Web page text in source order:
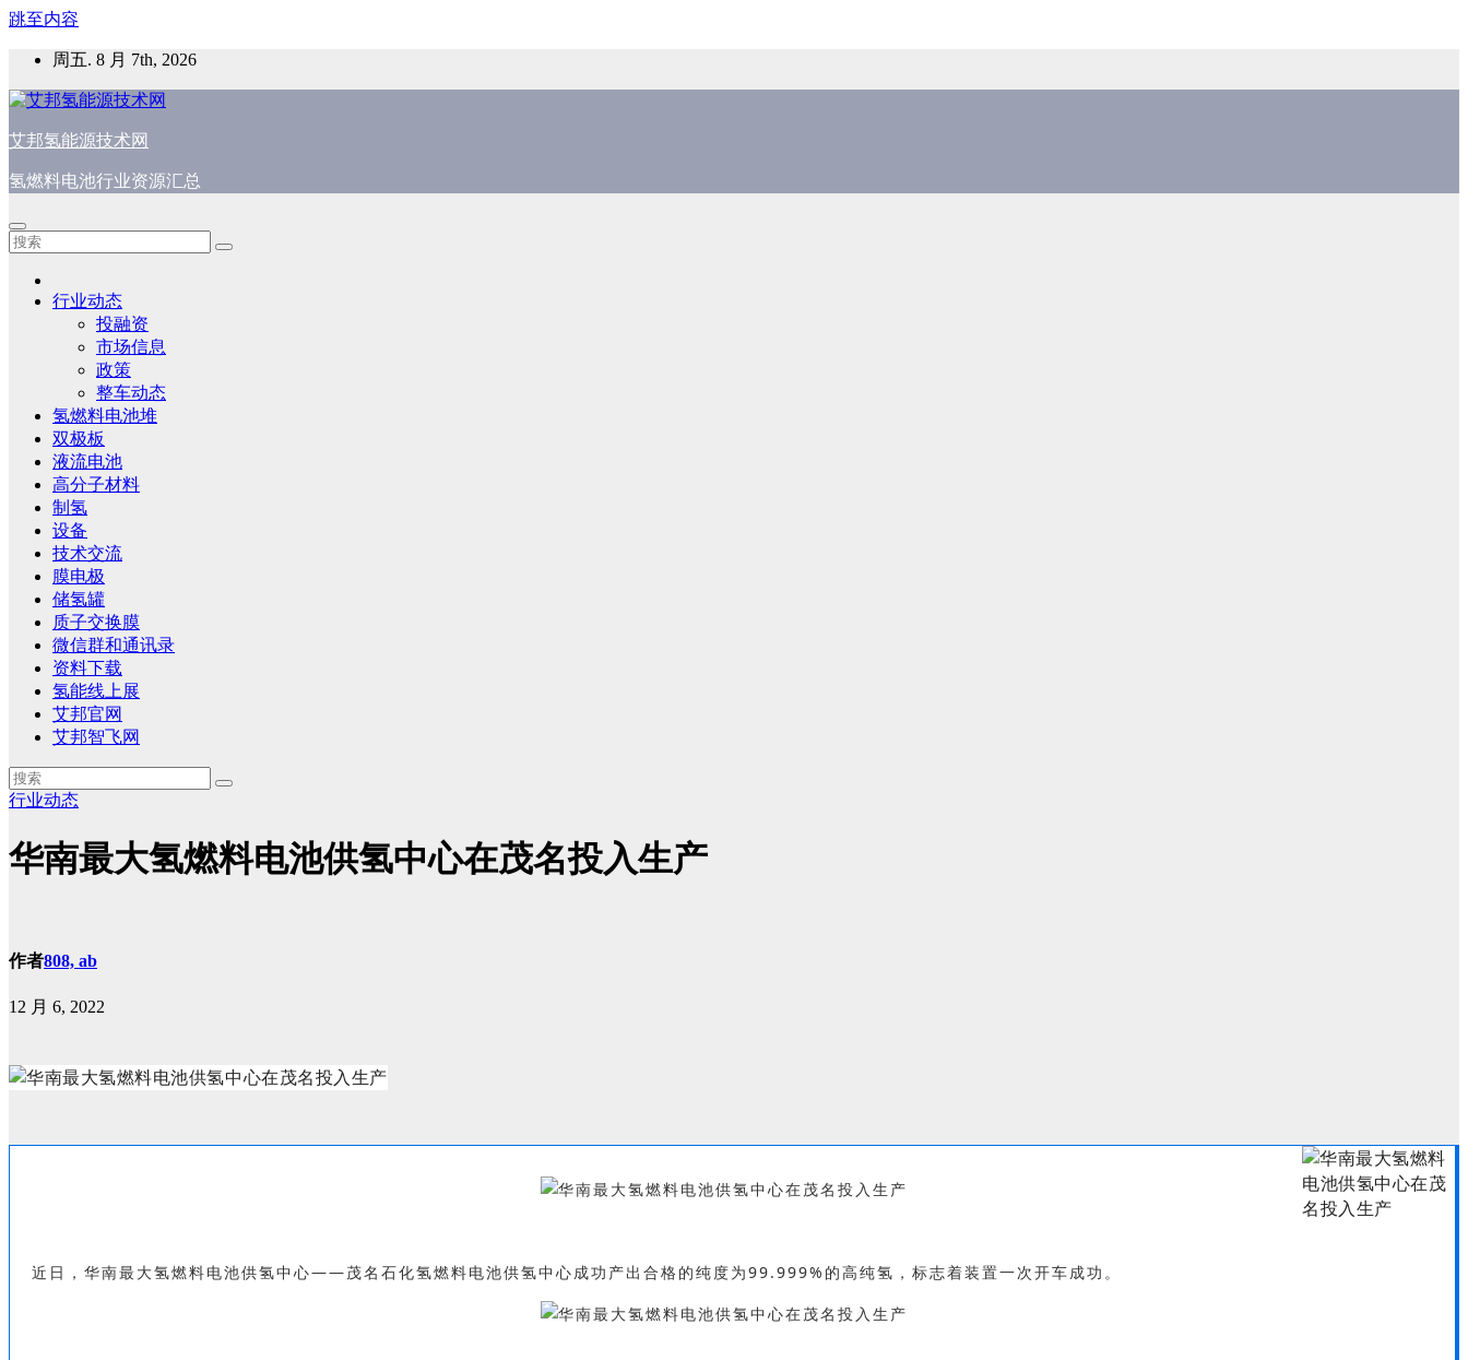
跳至内容
周五. 8 月 7th, 2026
艾邦氢能源技术网
氢燃料电池行业资源汇总
行业动态
投融资
市场信息
政策
整车动态
氢燃料电池堆
双极板
液流电池
高分子材料
制氢
设备
技术交流
膜电极
储氢罐
质子交换膜
微信群和通讯录
资料下载
氢能线上展
艾邦官网
艾邦智飞网
行业动态
华南最大氢燃料电池供氢中心在茂名投入生产
作者808, ab
12 月 6, 2022
近日，华南最大氢燃料电池供氢中心——茂名石化氢燃料电池供氢中心成功产出合格的纯度为99.999%的高纯氢，标志着装置一次开车成功。